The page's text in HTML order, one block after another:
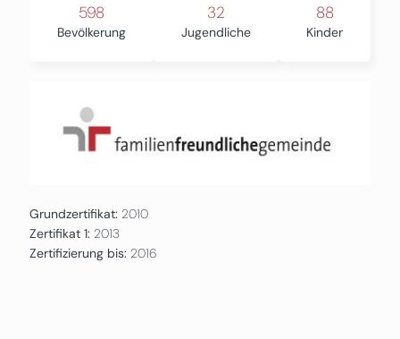
598
Bevölkerung
32
Jugendliche
88
Kinder
Grundzertifikat: 2010
Zertifikat 1: 2013
Zertifizierung bis: 2016